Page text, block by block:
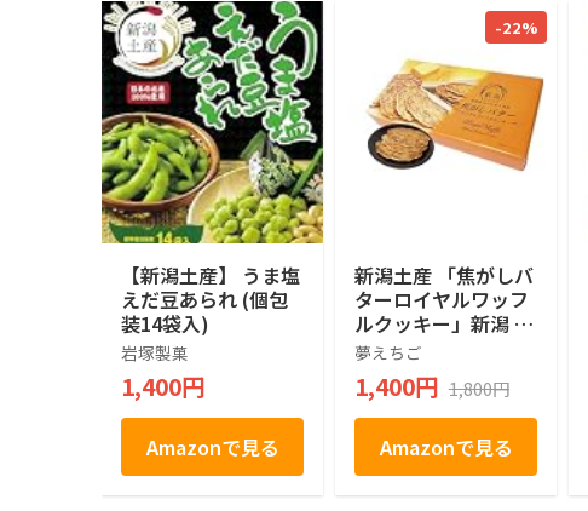
【新潟土産】 うま塩
えだ豆あられ (個包
装14袋入)
岩塚製菓
1,400円
Amazonで見る
-22%
新潟土産 「焦がしバ
ターロイヤルワッフ
ルクッキー」新潟 お
土産 お菓子
夢えちご
1,400円 1,800円
Amazonで見る